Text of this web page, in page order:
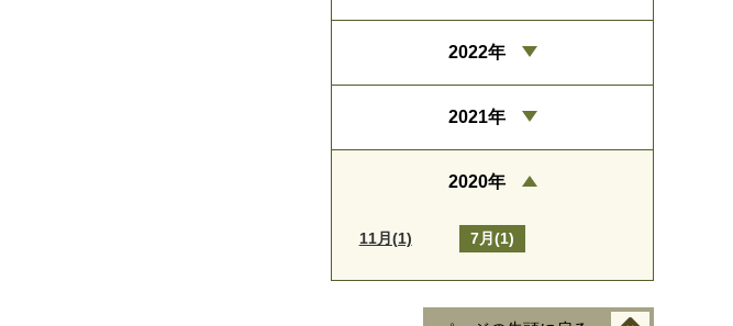
2022年
2021年
2020年
11月(1) 7月(1)